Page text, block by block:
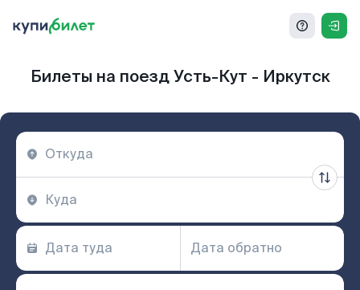
Билеты на поезд Усть-Кут - Иркутск